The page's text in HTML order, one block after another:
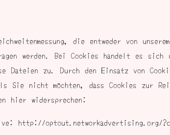
die entweder von
werden. Bei Cookies handelt es
Dateien zu. Durch den Einsatz von
nicht möchten, dass Cookies zur
hier widersprechen:
http://optout.networkadvertising.org/